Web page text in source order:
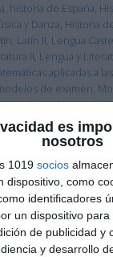
es
nosotros
1019 socios
dispositivo, como
identificadores
un dispositivo
de publicidad y
y desarrollo
, historia de España,
y Danza, Historia
, Latín II, Lengua
II, Lengua y
aplicadas a
de examen,
,murcia,navarra,
pensamiento crítico,
,Pruebas de
,Selectividad,
,Selectividad Arte
Dibujo Técnico,
Filosofía,
,Selectividad Francés
Geología,